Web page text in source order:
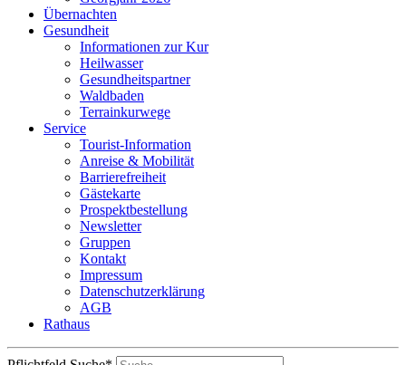
Übernachten
Gesundheit
Informationen zur Kur
Heilwasser
Gesundheitspartner
Waldbaden
Terrainkurwege
Service
Tourist-Information
Anreise & Mobilität
Barrierefreiheit
Gästekarte
Prospektbestellung
Newsletter
Gruppen
Kontakt
Impressum
Datenschutzerklärung
AGB
Rathaus